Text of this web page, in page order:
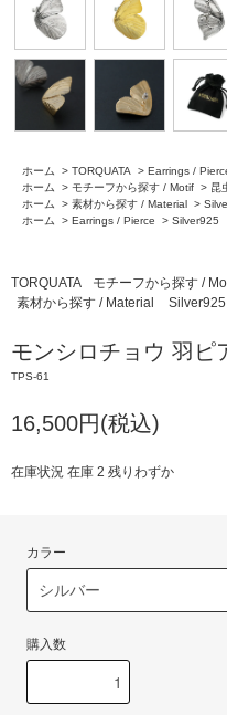
ホーム > TORQUATA > Earrings /
ホーム
> モチーフから探す / Motif > 昆
ホーム
> 素材から探す / Material >
ホーム
> Earrings / Pierce > Silver925
TORQUATA モチーフから探す /
素材から探す / Material
Silver925
モンシロチョウ 羽ピ
TPS-61
16,500円(税込)
在庫状況 在庫 2 残りわずか
カラー
購入数